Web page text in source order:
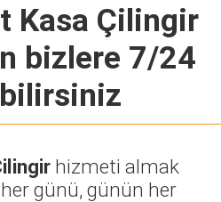
Kasa Çilingir
bizlere 7/24
hizmeti almak
günü, günün her